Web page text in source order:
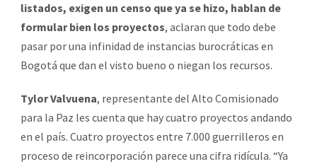
listados, exigen un censo que ya se hizo, hablan de
formular bien los proyectos, aclaran que todo debe
pasar por una infinidad de instancias burocráticas en
Bogotá que dan el visto bueno o niegan los recursos.
Tylor Valvuena, representante del Alto Comisionado
para la Paz les cuenta que hay cuatro proyectos andando
en el país. Cuatro proyectos entre 7.000 guerrilleros en
proceso de reincorporación parece una cifra ridícula. “Ya